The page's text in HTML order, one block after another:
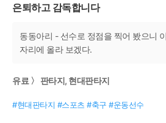
은퇴하고 감독합니다
동동아리 - 선수로 정점을 찍어 봤으니
자리에 올라 보겠다.
유료 〉 판타지, 현대판타지
#현대판타지 #스포츠 #축구 #운동선수